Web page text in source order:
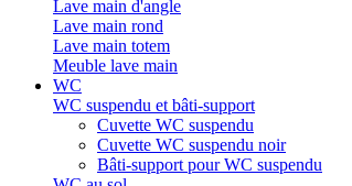
Lave main d'angle
Lave main rond
Lave main totem
Meuble lave main
WC
WC suspendu et bâti-support
Cuvette WC suspendu
Cuvette WC suspendu noir
Bâti-support pour WC suspendu